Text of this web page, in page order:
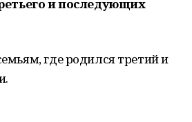
и последующих
где родился третий и